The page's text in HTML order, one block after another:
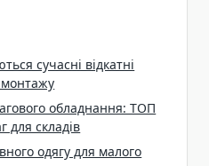
сучасні відкатні
монтажу
обладнання: ТОП
для складів
одягу для малого